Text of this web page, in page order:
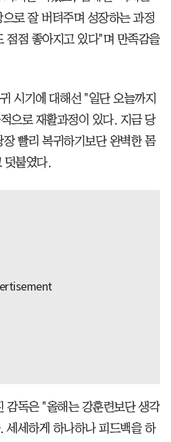
로 잘 버텨주며 성장하는 과정
점점 좋아지고 있다"며 만족감을
시기에 대해선 "일단 오늘까지
으로 재활과정이 있다. 지금 당
빨리 복귀하기보단 완벽한 몸
붙였다.
감독은 "올해는 강훈련보단 생각
세세하게 하나하나 피드백을 하